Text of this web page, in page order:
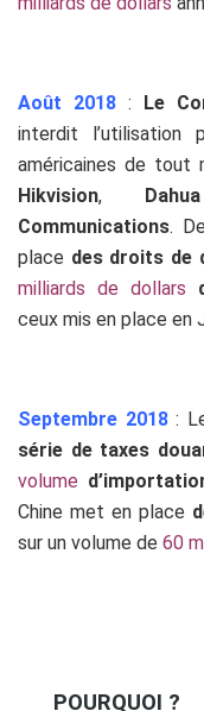
Août 2018 : Le
interdit l’utilisation
américaines de tout
Hikvision,
Communications.
place des droits de
milliards de dollars
ceux mis en place en
Septembre 2018 :
série de taxes
volume
Chine met en place
sur un volume de 60
POURQUOI ?